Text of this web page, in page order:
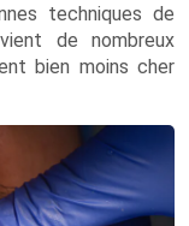
techniques de
de nombreux
bien moins cher